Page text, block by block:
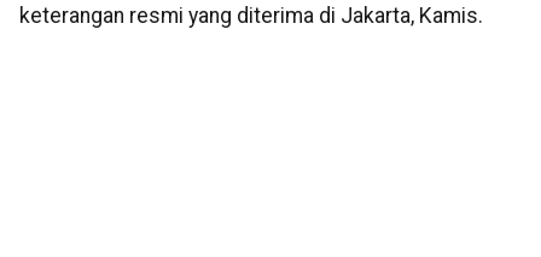
keterangan resmi yang diterima di Jakarta, Kamis.